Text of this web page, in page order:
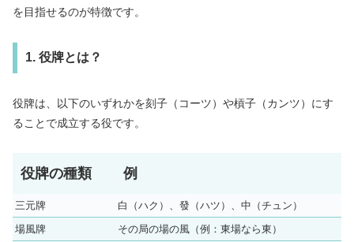
を目指せるのが特徴です。
1. 役牌とは？
役牌は、以下のいずれかを刻子（コーツ）や槓子（カンツ）にす
ることで成立する役です。
役牌の種類 例
三元牌
白（ハク）、發（ハツ）、中（チュン）
場風牌
その局の場の風（例：東場なら東）